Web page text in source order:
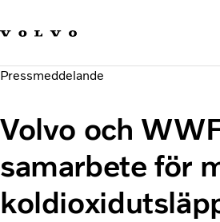
Hållbara transporter
Investerare
Pressmeddelande
Volvo och
samarbete för